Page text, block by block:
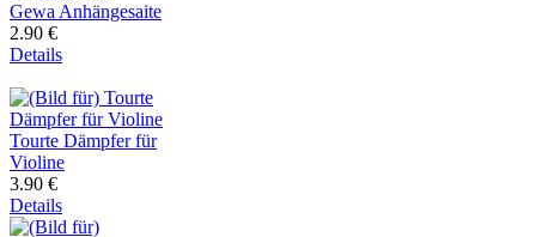
Gewa Anhängesaite
2.90 €
Details
Tourte Dämpfer für
Violine
3.90 €
Details